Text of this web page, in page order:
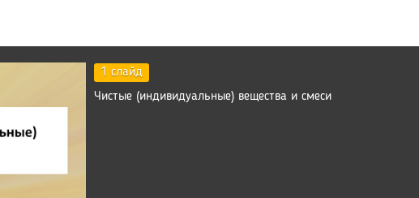
1 слайд
Чистые (индивидуальные) вещества и смеси